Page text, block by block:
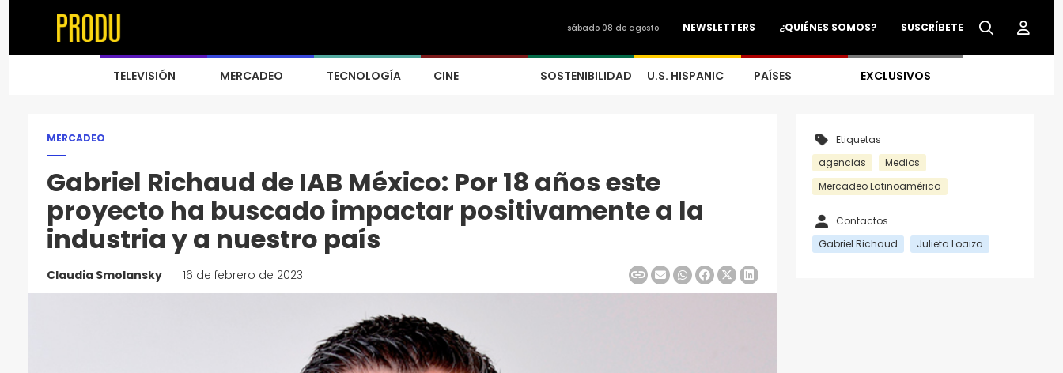
SUSCRÍBETE
¿QUIÉNES SOMOS?
NEWSLETTERS
sábado 08 de agosto
TELEVISIÓN MERCADEO TECNOLOGÍA CINE SOSTENIBILIDAD U.S. HISPANIC PAÍSES EXCLUSIVOS
MERCADEO
Gabriel Richaud de IAB México: Por 18 años este
proyecto ha buscado impactar positivamente a la
industria y a nuestro país
Claudia Smolansky 16 de febrero de 2023
Etiquetas
agencias
Medios
Mercadeo Latinoamérica
Contactos
Gabriel Richaud
Julieta Loaiza